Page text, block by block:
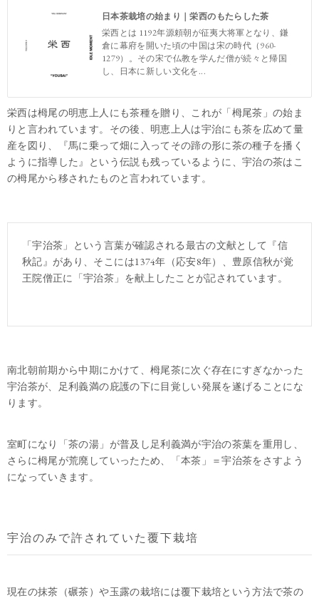
日本茶栽培の始まり｜栄西のもたらした茶
栄西とは 1192年源頼朝が征夷大将軍となり、鎌
倉に幕府を開いた頃の中国は宋の時代（960-
1279）。その宋で仏教を学んだ僧が続々と帰国
し、日本に新しい文化を...
栄西は栂尾の明恵上人にも茶種を贈り、これが「栂尾茶」の始ま
りと言われています。その後、明恵上人は宇治にも茶を広めて量
産を図り、『馬に乗って畑に入ってその蹄の形に茶の種子を播く
ように指導した』という伝説も残っているように、宇治の茶はこ
の栂尾から移されたものと言われています。
「宇治茶」という言葉が確認される最古の文献として『信
秋記』があり、そこには1374年（応安8年）、豊原信秋が覚
王院僧正に「宇治茶」を献上したことが記されています。
南北朝前期から中期にかけて、栂尾茶に次ぐ存在にすぎなかった
宇治茶が、足利義満の庇護の下に目覚しい発展を遂げることにな
ります。
室町になり「茶の湯」が普及し足利義満が宇治の茶葉を重用し、
さらに栂尾が荒廃していったため、「本茶」＝宇治茶をさすよう
になっていきます。
宇治のみで許されていた覆下栽培
現在の抹茶（碾茶）や玉露の栽培には覆下栽培という方法で茶の